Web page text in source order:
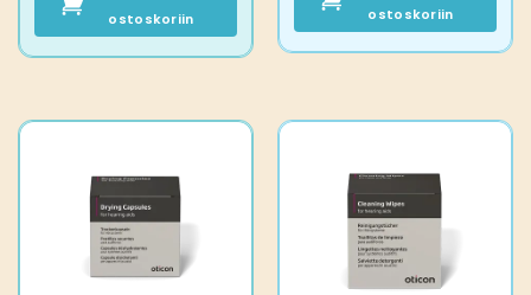
ostoskoriin
ostoskoriin